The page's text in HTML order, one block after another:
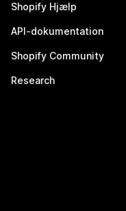
Shopify Hjælp
API-dokumentation
Shopify Community
Research